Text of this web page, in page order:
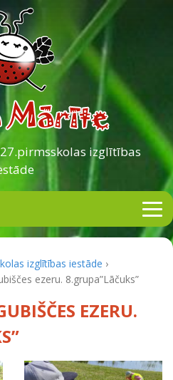
27.pirmsskolas izglītības
izglītības iestāde ›
ezeru. 8.grupa”Lāčuks”
EZERU.